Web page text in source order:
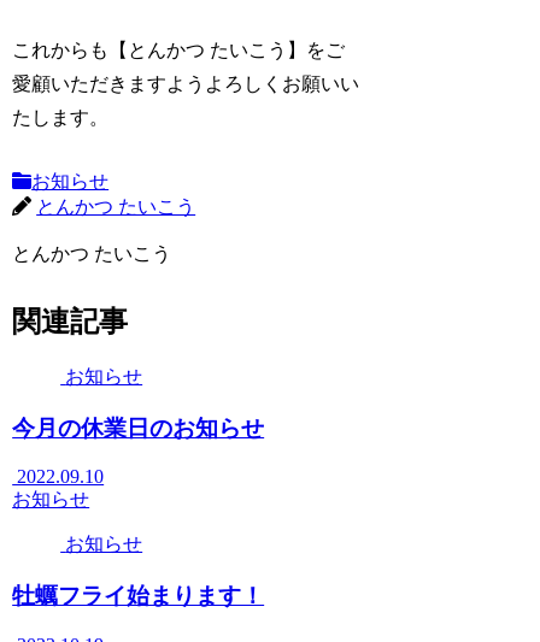
これからも【とんかつ たいこう】をご
愛顧いただきますようよろしくお願いい
たします。
お知らせ
とんかつ たいこう
とんかつ たいこう
関連記事
お知らせ
今月の休業日のお知らせ
2022.09.10
お知らせ
お知らせ
牡蠣フライ始まります！